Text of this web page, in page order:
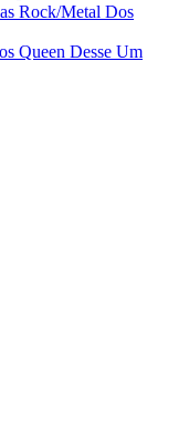
Rock/Metal Dos
Queen Desse Um